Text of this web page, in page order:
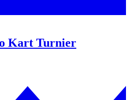
Kart Turnier